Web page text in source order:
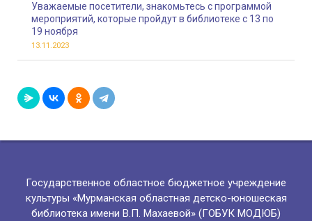
Уважаемые посетители, знакомьтесь с программой
мероприятий, которые пройдут в библиотеке с 13 по
19 ноября
13.11.2023
Государственное областное бюджетное учреждение
культуры «Мурманская областная детско-юношеская
библиотека имени В.П. Махаевой» (ГОБУК МОДЮБ)